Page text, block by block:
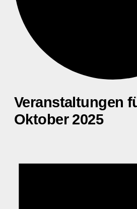
Veranstaltungen
Oktober 2025